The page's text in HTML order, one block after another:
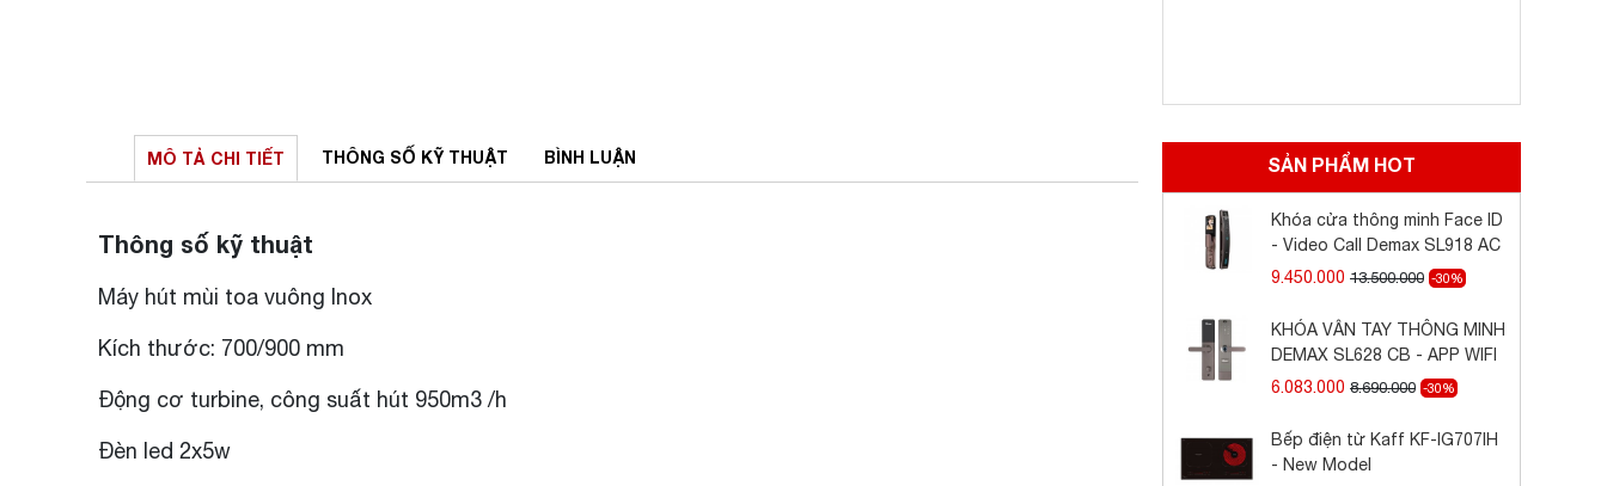
MÔ TẢ CHI TIẾT THÔNG SỐ KỸ THUẬT BÌNH LUẬN
Thông số kỹ thuật
Máy hút mùi toa vuông Inox
Kích thước: 700/900 mm
Động cơ turbine, công suất hút 950m3 /h
Đèn led 2x5w
SẢN PHẨM HOT
Khóa cửa thông minh Face ID
- Video Call Demax SL918 AC
9.450.000 13.500.000 -30%
KHÓA VÂN TAY THÔNG MINH
DEMAX SL628 CB - APP WIFI
6.083.000 8.690.000 -30%
Bếp điện từ Kaff KF-IG707IH
- New Model